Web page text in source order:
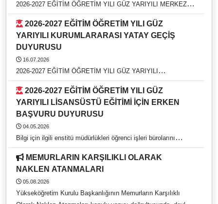
2026-2027 EĞİTİM ÖĞRETİM YILI GÜZ YARIYILI MERKEZİ
YERLEŞTİRME PUANI (EK MADDE-1) İLE YATAY GEÇİŞ
DUYURUSU
YARIYILI KURUMLARARASI YATAY GEÇİŞ
DUYURUSU
16.07.2026
2026-2027 EĞİTİM ÖĞRETİM YILI GÜZ YARIYILI
KURUMLARARASI YATAY GEÇİŞ DUYURUSU
YARIYILI LİSANSÜSTÜ EĞİTİMİ İÇİN ERKEN
BAŞVURU DUYURUSU
04.05.2026
Bilgi için ilgili enstitü müdürlükleri öğrenci işleri bürolarını
arayınız. https://rehber.adu.edu.tr/
NAKLEN ATANMALARI
05.08.2026
Yükseköğretim Kurulu Başkanlığının Memurların Karşılıklı